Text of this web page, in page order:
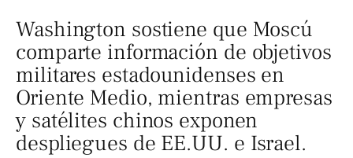
Washington sostiene que Moscú
comparte información de objetivos
militares estadounidenses en
Oriente Medio, mientras empresas
y satélites chinos exponen
despliegues de EE.UU. e Israel.